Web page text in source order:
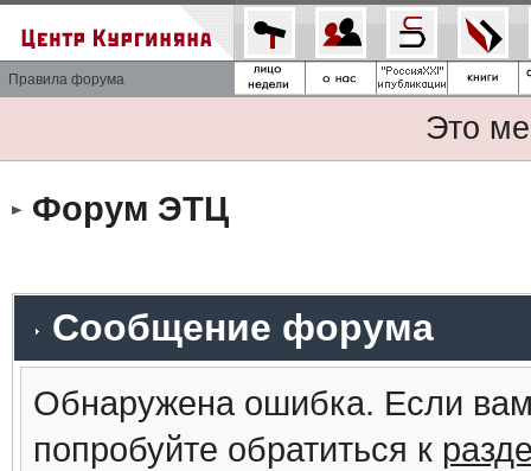
Правила форума
Это
Форум ЭТЦ
Сообщение форума
Обнаружена ошибка. Если
попробуйте обратиться к